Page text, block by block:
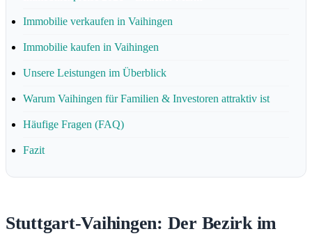
Immobilie verkaufen in Vaihingen
Immobilie kaufen in Vaihingen
Unsere Leistungen im Überblick
Warum Vaihingen für Familien & Investoren attraktiv ist
Häufige Fragen (FAQ)
Fazit
Stuttgart-Vaihingen: Der Bezirk im